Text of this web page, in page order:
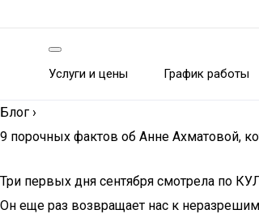
Услуги и цены График работы
Блог ›
9 порочных фактов об Анне Ахматовой,
Три первых дня сентября смотрела по
Он еще раз возвращает нас к